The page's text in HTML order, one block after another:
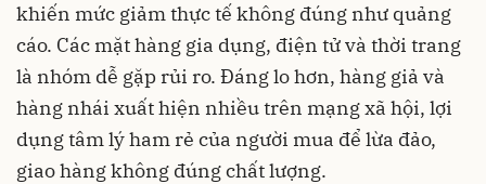
khiến mức giảm thực tế không đúng như quảng
cáo. Các mặt hàng gia dụng, điện tử và thời trang
là nhóm dễ gặp rủi ro. Đáng lo hơn, hàng giả và
hàng nhái xuất hiện nhiều trên mạng xã hội, lợi
dụng tâm lý ham rẻ của người mua để lừa đảo,
giao hàng không đúng chất lượng.